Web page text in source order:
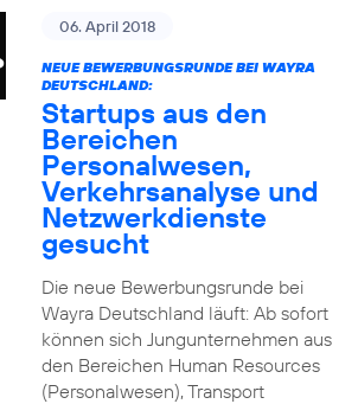
06. April 2018
NEUE BEWERBUNGSRUNDE BEI WAYRA
DEUTSCHLAND:
Startups aus den
Bereichen
Personalwesen,
Verkehrsanalyse und
Netzwerkdienste
gesucht
Die neue Bewerbungsrunde bei
Wayra Deutschland läuft: Ab sofort
können sich Jungunternehmen aus
den Bereichen Human Resources
(Personalwesen), Transport